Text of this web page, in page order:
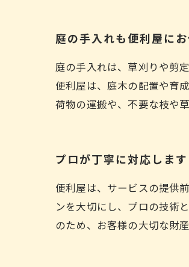
庭の手入れも便利屋にお
庭の手入れは、草刈りや剪
便利屋は、庭木の配置や育
荷物の運搬や、不要な枝や
プロが丁寧に対応します
便利屋は、サービスの提供
ンを大切にし、プロの技術
のため、お客様の大切な財